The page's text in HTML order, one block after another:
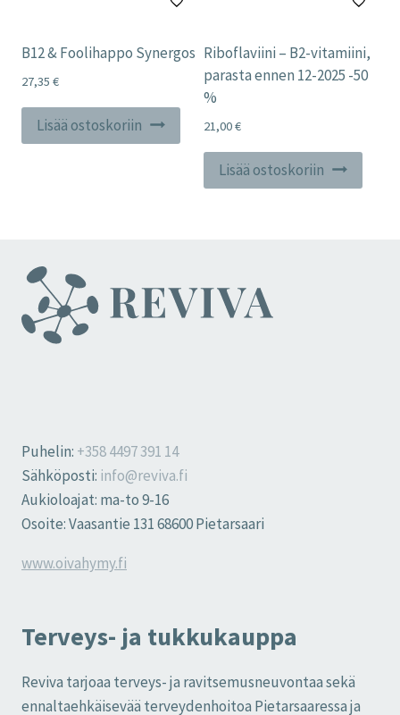
B12 & Foolihappo Synergos
27,35 €
Lisää ostoskoriin
Riboflaviini – B2-vitamiini,
parasta ennen 12-2025 -50
%
21,00€
Lisää ostoskoriin
Puhelin: +358 4497 391 14
Sähköposti: info@reviva.fi
Aukioloajat: ma-to 9-16
Osoite: Vaasantie 131 68600 Pietarsaari
www.oivahymy.fi
Terveys- ja tukkukauppa
Reviva tarjoaa terveys- ja ravitsemusneuvontaa sekä
ennaltaehkäisevää terveydenhoitoa Pietarsaaressa ja